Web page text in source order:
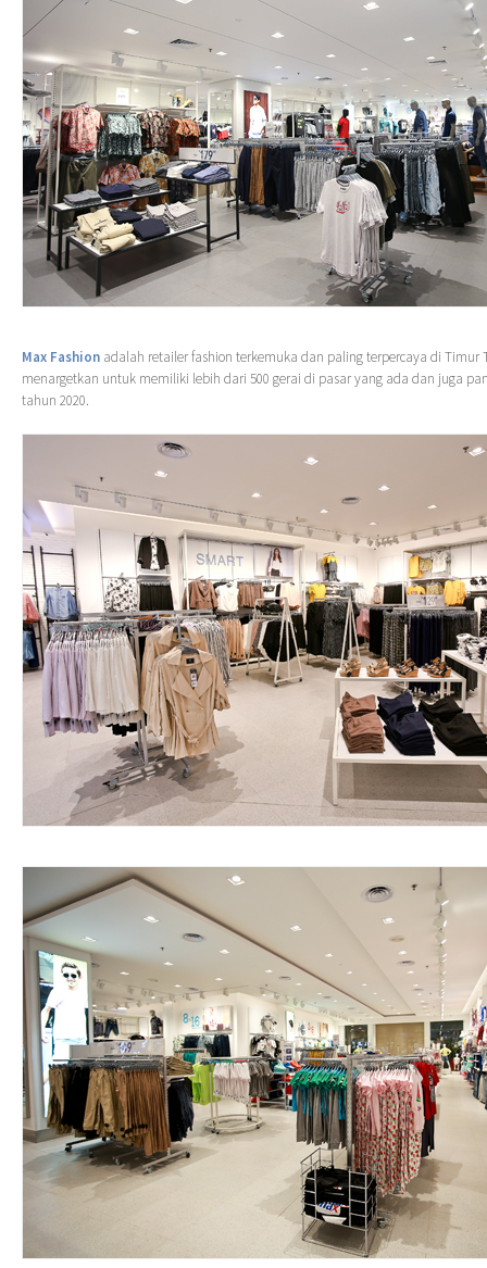
Max Fashion adalah retailer fashion terkemuka dan paling terpercaya di Timur
menargetkan untuk memiliki lebih dari 500 gerai di pasar yang ada dan juga
tahun 2020.